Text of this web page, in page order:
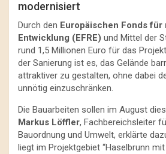
modernisiert
Durch den Europäischen Fonds für
Entwicklung (EFRE) und Mittel der
rund 1,5 Millionen Euro für das
der Sanierung ist es, das Gelände
attraktiver zu gestalten, ohne dabei
unnötig einzuschränken.
Die Bauarbeiten sollen im August
Markus Löffler, Fachbereichsleiter
Bauordnung und Umwelt, erklärte
liegt im Projektgebiet “Haselbrunn mit